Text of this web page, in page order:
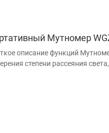
Мутномер
описание функций
степени рассеяния